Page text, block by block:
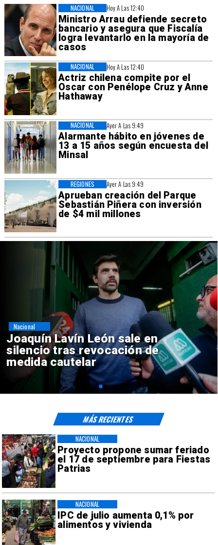
Hoy A Las 12:40
Ministro Arrau defiende secreto
bancario y asegura que Fiscalía
logra levantarlo en la mayoría de
casos
NACIONAL
Hoy A Las 12:40
Actriz chilena compite por el
Oscar con Penélope Cruz y Anne
Hathaway
NACIONAL
Ayer A Las 9:49
Alarmante hábito en jóvenes de
13 a 15 años según encuesta del
Minsal
NACIONAL
Ayer A Las 9:49
Aprueban creación del Parque
Sebastián Piñera con inversión
de $4 mil millones
REGIONES
Chile y Venezuela formalizan
reinicio de relaciones
consulares
Nacional
Proyecto propone sumar feriado
el 17 de septiembre para Fiestas
Patrias
NACIONAL
IPC de julio aumenta 0,1% por
alimentos y vivienda
NACIONAL
MÁS RECIENTES